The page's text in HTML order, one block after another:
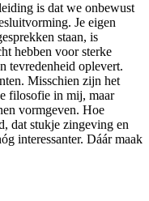
is dat we onbewust
Je eigen
staan, is
hebben voor sterke
tevredenheid oplevert.
Misschien zijn het
filosofie in mij, maar
vormgeven. Hoe
dat stukje zingeving en
interessanter. Dáár maak